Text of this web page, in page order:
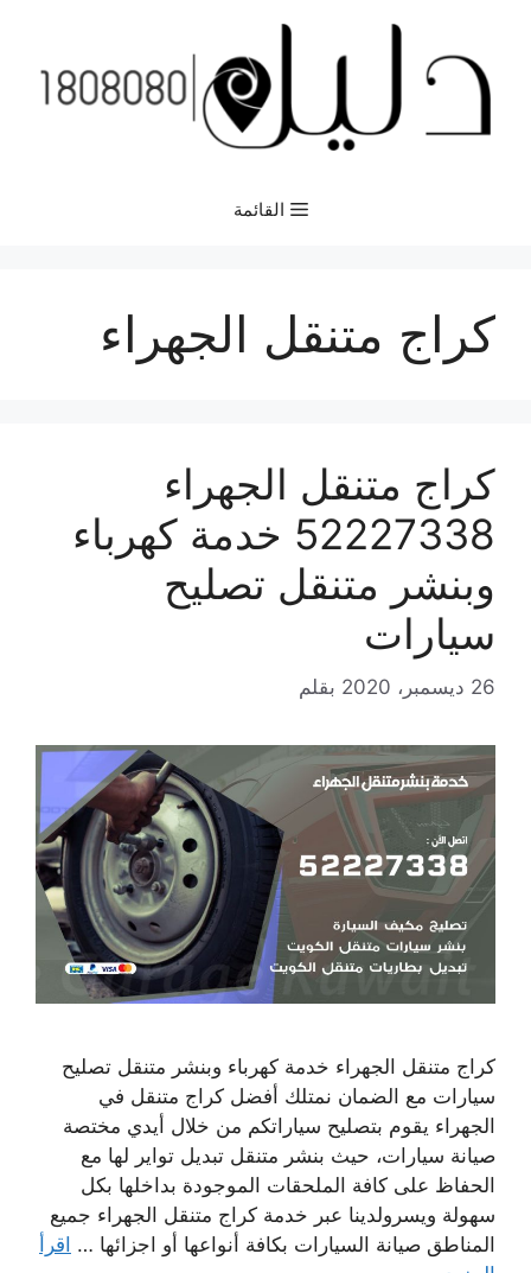
المحتوى
القائمة
كراج متنقل الجهراء
كراج متنقل الجهراء
52227338 خدمة كهرباء
وبنشر متنقل تصليح
سيارات
26 ديسمبر، 2020 بقلم
كراج متنقل الجهراء خدمة كهرباء وبنشر متنقل تصليح
سيارات مع الضمان نمتلك أفضل كراج متنقل في
الجهراء يقوم بتصليح سياراتكم من خلال أيدي مختصة
صيانة سيارات، حيث بنشر متنقل تبديل تواير لها مع
الحفاظ على كافة الملحقات الموجودة بداخلها بكل
سهولة ويسرولدينا عبر خدمة كراج متنقل الجهراء جميع
المناطق صيانة السيارات بكافة أنواعها أو اجزائها … اقرأ